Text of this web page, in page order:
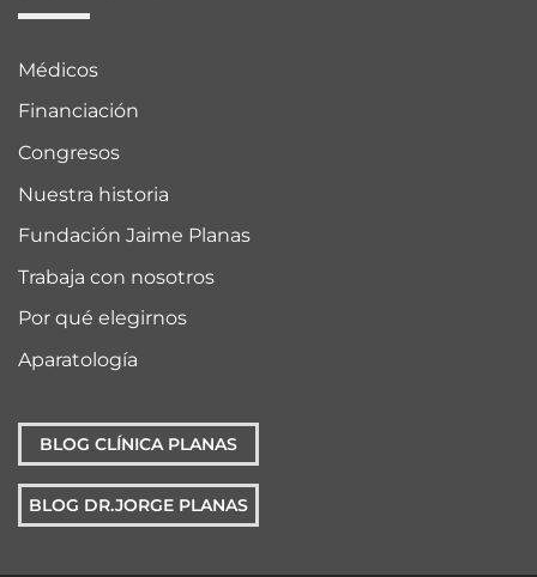
Médicos
Financiación
Congresos
Nuestra historia
Fundación Jaime Planas
Trabaja con nosotros
Por qué elegirnos
Aparatología
BLOG CLÍNICA PLANAS
BLOG DR.JORGE PLANAS